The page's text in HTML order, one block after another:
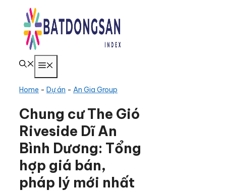
Chuyển
Home - Dự án - An Gia Group
Chung cư The Gió
Riveside Dĩ An
Bình Dương: Tổng
hợp giá bán,
pháp lý mới nhất